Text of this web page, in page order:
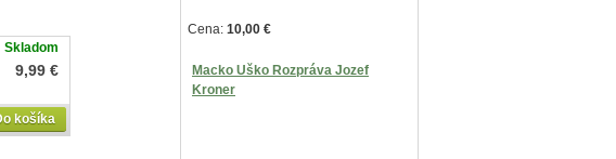
Skladom
9,99 €
košíka
Cena: 10,00 €
Macko Uško Rozpráva Jozef
Kroner